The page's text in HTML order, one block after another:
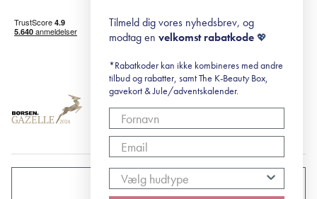
Levering og returnering
Handelsbetingelser
Abonnementsbetingelser
DANMARK
Tilmeld dig vores nyhedsbrev, og
modtag en velkomst rabatkode 💖
*Rabatkoder kan ikke kombineres med andre
tilbud og rabatter, samt The K-Beauty Box,
gavekort & Jule/adventskalender.